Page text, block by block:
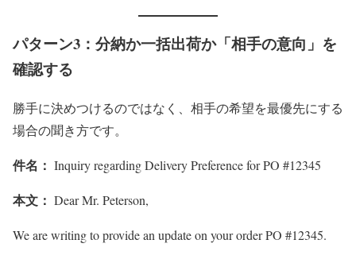
パターン3：分納か一括出荷か「相手の意向」を
確認する
勝手に決めつけるのではなく、相手の希望を最優先にする
場合の聞き方です。
件名： Inquiry regarding Delivery Preference for PO #12345
本文： Dear Mr. Peterson,
We are writing to provide an update on your order PO #12345.